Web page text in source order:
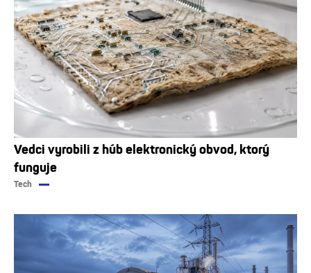
Vedci vyrobili z húb elektronický obvod, ktorý
funguje
Tech